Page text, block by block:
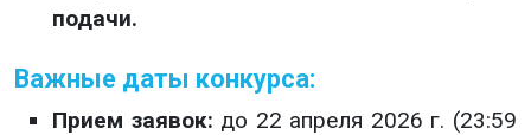
подачи.
Важные даты конкурса:
Прием заявок: до 22 апреля 2026 г. (23:59